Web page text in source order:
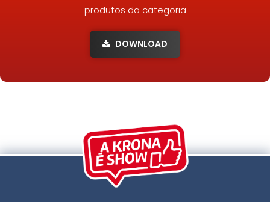
produtos da categoria
DOWNLOAD